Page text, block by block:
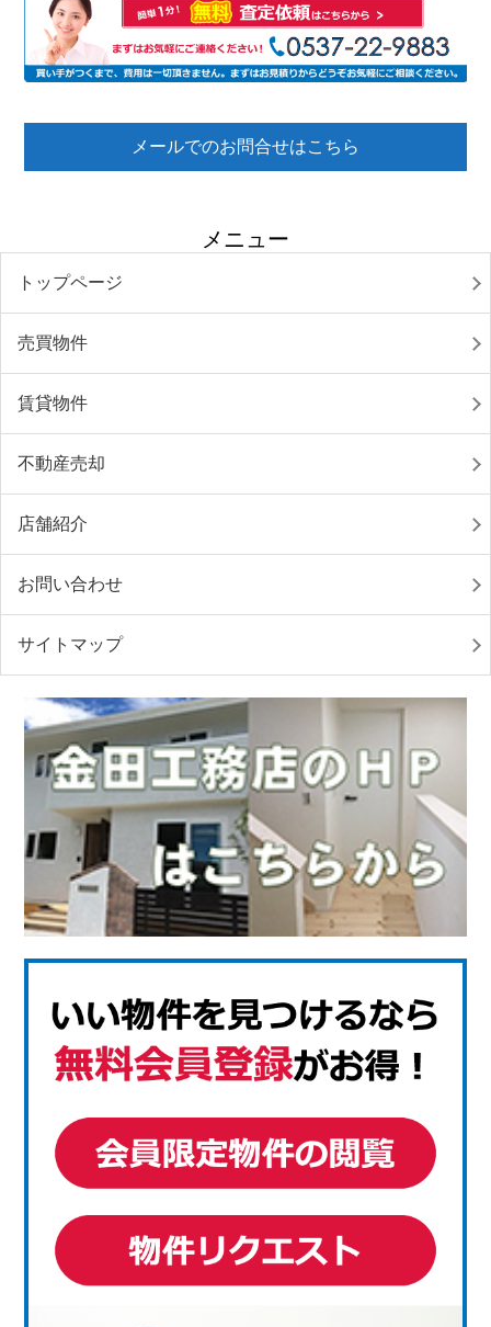
メールでのお問合せはこちら
メニュー
トップページ
売買物件
賃貸物件
不動産売却
店舗紹介
お問い合わせ
サイトマップ